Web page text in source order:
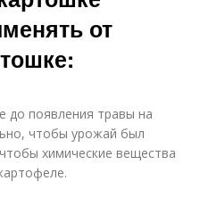
от
до появления травы на
чтобы урожай был
химические вещества